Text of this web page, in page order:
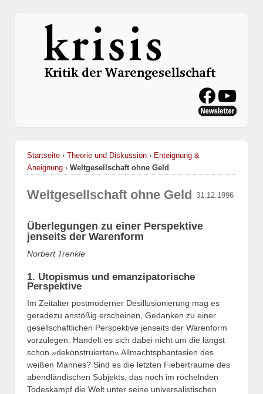
Startseite › Theorie und Diskussion › Enteignung &
Aneignung › Weltgesellschaft ohne Geld
31.12.1996
Weltgesellschaft ohne Geld
Überlegungen zu einer Perspektive
jenseits der Warenform
Norbert Trenkle
1. Utopismus und emanzipatorische
Perspektive
Im Zeitalter postmoderner Desillusionierung mag es
geradezu anstößig erscheinen, Gedanken zu einer
gesellschaftlichen Perspektive jenseits der Warenform
vorzulegen. Handelt es sich dabei nicht um die längst
schon »dekonstruierten« Allmachtsphantasien des
weißen Mannes? Sind es die letzten Fiebertraume des
abendländischen Subjekts, das noch im röchelnden
Todeskampf die Welt unter seine universalistischen